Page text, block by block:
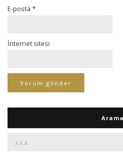
E-posta *
İnternet sitesi
Arama